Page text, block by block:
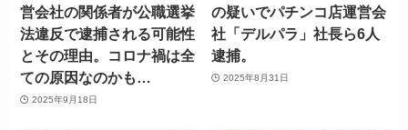
営会社の関係者が公職選挙
法違反で逮捕される可能性
とその理由。コロナ禍は全
ての原因なのかも…
2025年9月18日
の疑いでパチンコ店運営会
社「デルパラ」社長ら6人
逮捕。
2025年8月31日